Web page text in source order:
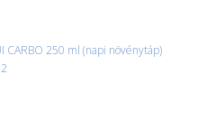
CARBO 250 ml (napi növénytáp)